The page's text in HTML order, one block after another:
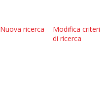
Nuova ricerca
Modifica criteri
di ricerca